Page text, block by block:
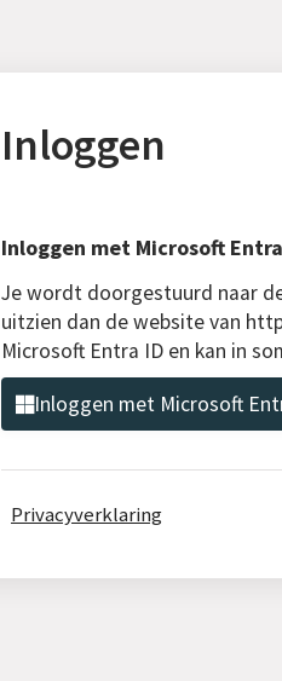
Inloggen
Inloggen met Microsoft
Je wordt doorgestuurd naar
uitzien dan de website van
Microsoft Entra ID en kan in
Inloggen met Microsoft
Privacyverklaring